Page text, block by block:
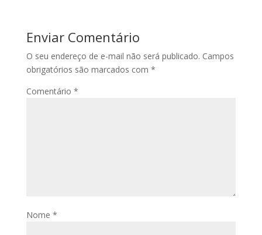
Enviar Comentário
O seu endereço de e-mail não será publicado. Campos
obrigatórios são marcados com *
Comentário *
Nome *